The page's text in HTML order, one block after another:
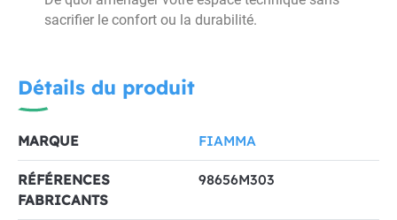
sacrifier le confort ou la durabilité.
Détails du produit
MARQUE FIAMMA
RÉFÉRENCES
FABRICANTS
98656M303